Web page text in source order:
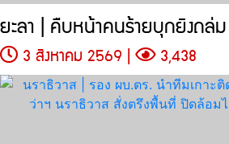
3 สิงหาคม 2569 | 3,438